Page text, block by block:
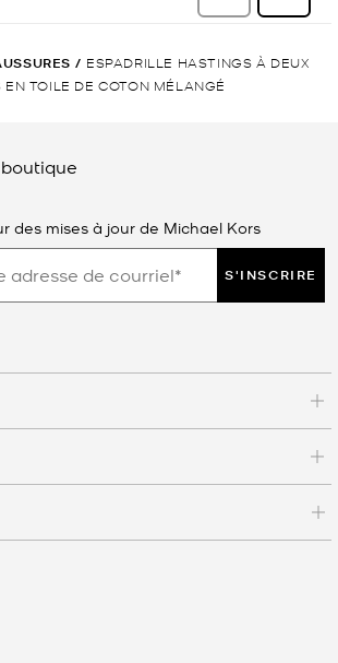
/ ESPADRILLE HASTINGS À DEUX
EN TOILE DE COTON MÉLANGÉ
des mises à jour de Michael Kors
S'INSCRIRE